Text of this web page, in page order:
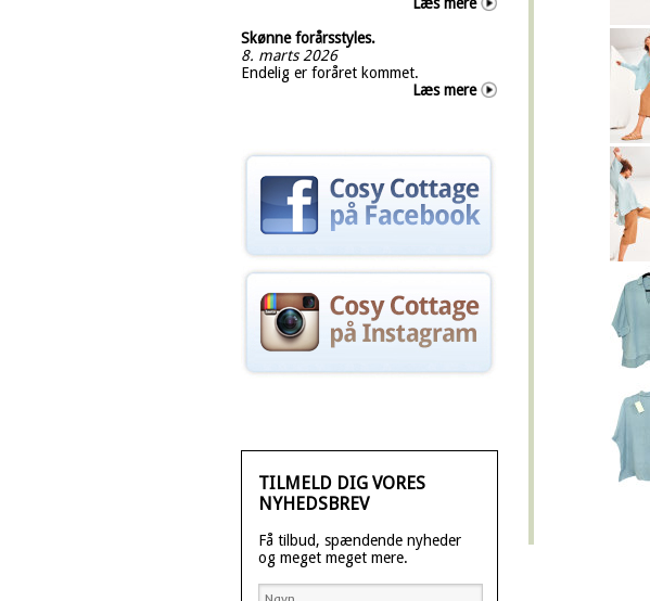
Skønne forårsstyles.
8. marts 2026
Endelig er foråret kommet.
Læs mere
TILMELD DIG VORES
NYHEDSBREV
Få tilbud, spændende nyheder
og meget meget mere.